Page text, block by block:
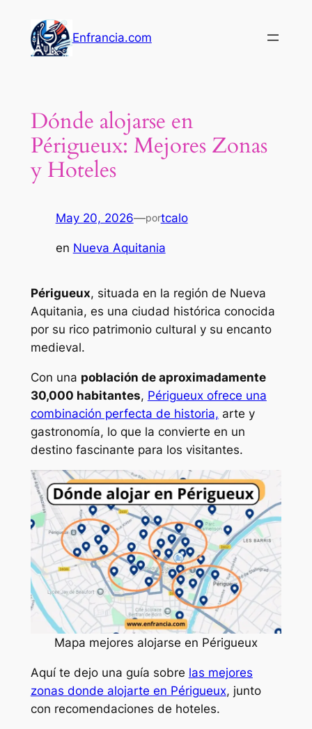
contenido
Enfrancia.com
Dónde alojarse en
Périgueux: Mejores Zonas
y Hoteles
May 20, 2026—portcalo
en Nueva Aquitania
Périgueux, situada en la región de Nueva
Aquitania, es una ciudad histórica conocida
por su rico patrimonio cultural y su encanto
medieval.
Con una población de aproximadamente
30,000 habitantes, Périgueux ofrece una
combinación perfecta de historia, arte y
gastronomía, lo que la convierte en un
destino fascinante para los visitantes.
Mapa mejores alojarse en Périgueux
Aquí te dejo una guía sobre las mejores
zonas donde alojarte en Périgueux, junto
con recomendaciones de hoteles.